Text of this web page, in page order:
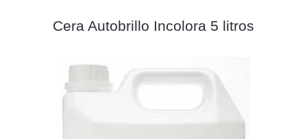
Cera Autobrillo Incolora 5 litros